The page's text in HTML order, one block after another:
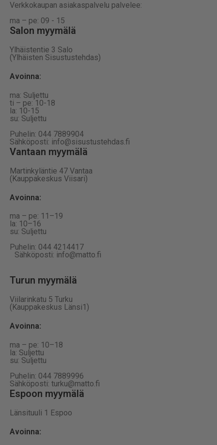
Verkkokaupan asiakaspalvelu palvelee:
ma – pe: 09 - 15
Salon myymälä
Ylhäistentie 3 Salo
(Ylhäisten Sisustustehdas)
Avoinna:
ma: Suljettu
ti – pe: 10-18
la: 10-15
su: Suljettu
Puhelin: 044 7889904
Sähköposti: info@sisustustehdas.fi
Vantaan myymälä
Martinkyläntie 47 Vantaa
(Kauppakeskus Viisari)
Avoinna:
ma – pe: 11–19
la: 10–16
su: Suljettu
Puhelin: 044 4214417
Sähköposti: info@matto.fi
Turun myymälä
Viilarinkatu 5 Turku
(Kauppakeskus Länsi1)
Avoinna:
ma – pe: 10–18
la: Suljettu
su: Suljettu
Puhelin: 044 7889996
Sähköposti: turku@matto.fi
Espoon myymälä
Länsituuli 1 Espoo
Avoinna: